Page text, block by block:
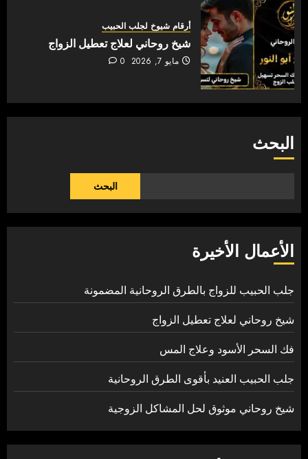
أرقام شيوخ لجلب الحبيب
شيخ روحاني لعلاج تعطيل الزواج
مايو 7, 2026 0
البحث
البحث
الأعمال الأخيرة
جلب الحبيب للزواج بالطرق الروحانية المضمونة
شيخ روحاني لعلاج تعطيل الزواج
فك السحر الأسود وعلاج المس
جلب الحبيب العنيد بأقوى الطرق الروحانية
شيخ روحاني موثوق لحل المشاكل الزوجية